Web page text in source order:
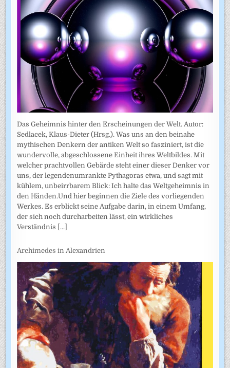
Das Geheimnis hinter den Erscheinungen der Welt. Autor:
Sedlacek, Klaus-Dieter (Hrsg.). Was uns an den beinahe
mythischen Denkern der antiken Welt so fasziniert, ist die
wundervolle, abgeschlossene Einheit ihres Weltbildes. Mit
welcher prachtvollen Gebärde steht einer dieser Denker vor
uns, der legendenumrankte Pythagoras etwa, und sagt mit
kühlem, unbeirrbarem Blick: Ich halte das Weltgeheimnis in
den Händen.Und hier beginnen die Ziele des vorliegenden
Werkes. Es erblickt seine Aufgabe darin, in einem Umfang,
der sich noch durcharbeiten lässt, ein wirkliches
Verständnis [...]
Archimedes in Alexandrien